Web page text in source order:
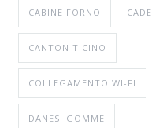
CABINE FORNO
CANTON TICINO
COLLEGAMENTO WI-FI
DANESI GOMME